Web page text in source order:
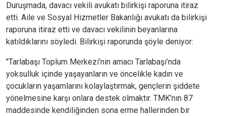
Duruşmada, davacı vekili avukatı bilirkişi raporuna itiraz
etti. Aile ve Sosyal Hizmetler Bakanlığı avukatı da bilirkişi
raporuna itiraz etti ve davacı vekilinin beyanlarına
katıldıklarını söyledi. Bilirkişi raporunda şöyle deniyor:
"Tarlabaşı Toplum Merkezi’nin amacı Tarlabaşı’nda
yoksulluk içinde yaşayanların ve öncelikle kadın ve
çocukların yaşamlarını kolaylaştırmak, gençlerin şiddete
yönelmesine karşı onlara destek olmaktır. TMK’nın 87
maddesinde kendiliğinden sona erme hallerinden bir